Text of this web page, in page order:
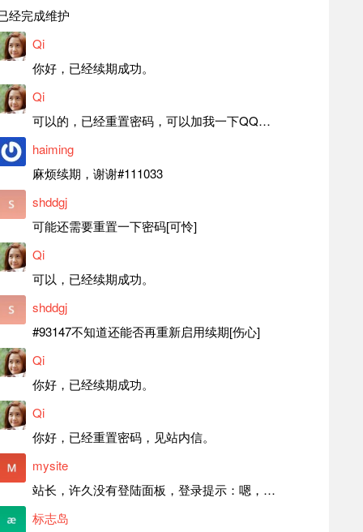
经完成维护
Qi
你好，已经续期成功。
Qi
可以的，已经重置密码，可以加我一下QQ，留言后我就发密码给你。
haiming
麻烦续期，谢谢#111033
shddgj
可能还需要重置一下密码[可怜]
Qi
可以，已经续期成功。
shddgj
#93147不知道还能否再重新启用续期[伤心]
Qi
你好，已经续期成功。
Qi
你好，已经重置密码，见站内信。
mysite
站长，许久没有登陆面板，登录提示：嗯，登录详细信息似乎不正确。请重试。 网站还可以正常使用。如果是密码问题请帮忙重置一下密码。谢谢。订单号：97790，账号：aa20210950。 站长，提交了工单，你回复续期成功，不过我的问题是面部登陆信息有问题，一直是初始密码，现在无法登陆，有时间麻烦排查一下。
标志岛